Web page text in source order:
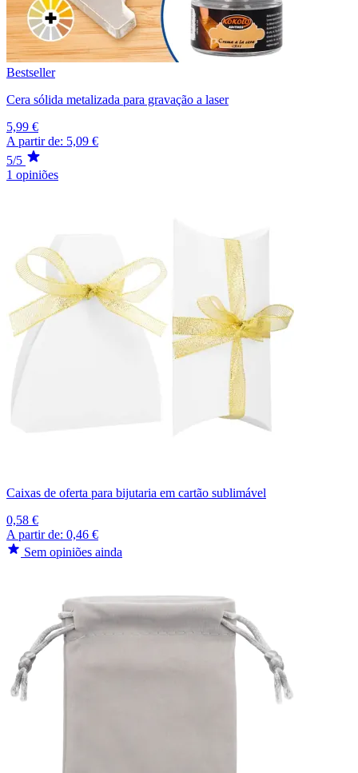
Bestseller
Cera sólida metalizada para gravação a laser
5,99 €
A partir de: 5,09 €
5/5
1 opiniões
Caixas de oferta para bijutaria em cartão sublimável
0,58 €
A partir de: 0,46 €
Sem opiniões ainda